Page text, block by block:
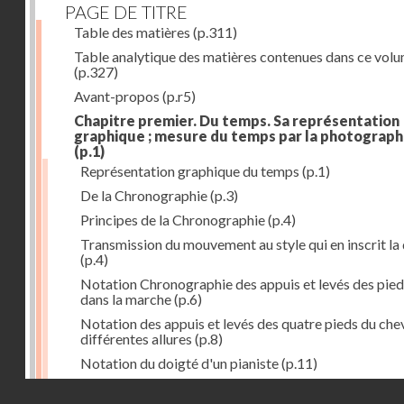
PAGE DE TITRE
Table des matières (p.311)
Table analytique des matières contenues dans ce
(p.327)
Avant-propos (p.r5)
Chapitre premier. Du temps. Sa représentation
graphique ; mesure du temps par la
(p.1)
Représentation graphique du temps (p.1)
De la Chronographie(p.3)
Principes de la Chronographie(p.4)
Transmission du mouvement au style qui en inscrit la
(p.4)
Notation Chronographie des appuis et levés des
dans la marche(p.6)
Notation des appuis et levés des quatre pieds du
différentes allures (p.8)
Notation du doigté d'un pianiste(p.11)